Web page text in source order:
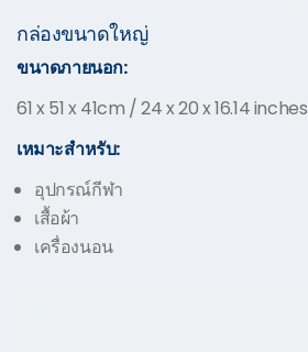
กล่องขนาดใหญ่
ขนาดภายนอก:
61 x 51 x 41cm / 24 x 20 x 16.14 inches
เหมาะสำหรับ:
อุปกรณ์กีฬา
เสื้อผ้า
เครื่องนอน